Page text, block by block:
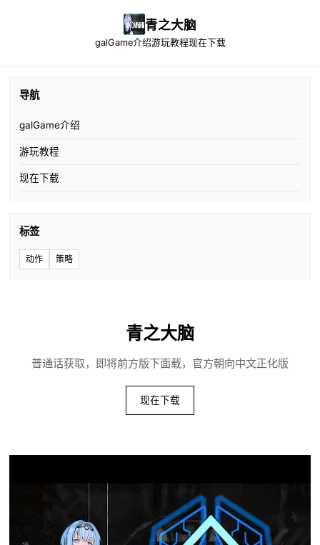
青之大脑
galGame介绍游玩教程现在下载
导航
galGame介绍
游玩教程
现在下载
标签
动作 策略
青之大脑
普通话获取，即将前方版下面载，官方朝向中文正化版
现在下载